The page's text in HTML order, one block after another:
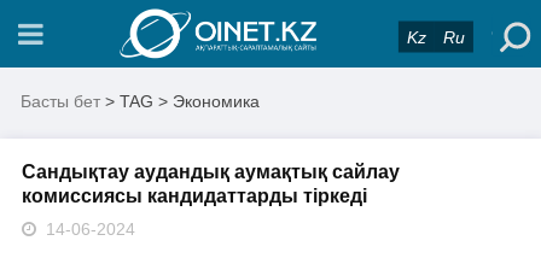
Kz Ru
Басты бет > TAG > Экономика
Сандықтау аудандық аумақтық сайлау
комиссиясы кандидаттарды тіркеді
14-06-2024